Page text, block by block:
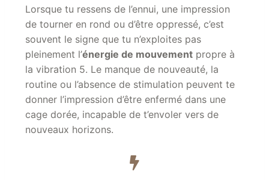
Lorsque tu ressens de l’ennui, une impression
de tourner en rond ou d’être oppressé, c’est
souvent le signe que tu n’exploites pas
pleinement l’énergie de mouvement propre à
la vibration 5. Le manque de nouveauté, la
routine ou l’absence de stimulation peuvent te
donner l’impression d’être enfermé dans une
cage dorée, incapable de t’envoler vers de
nouveaux horizons.